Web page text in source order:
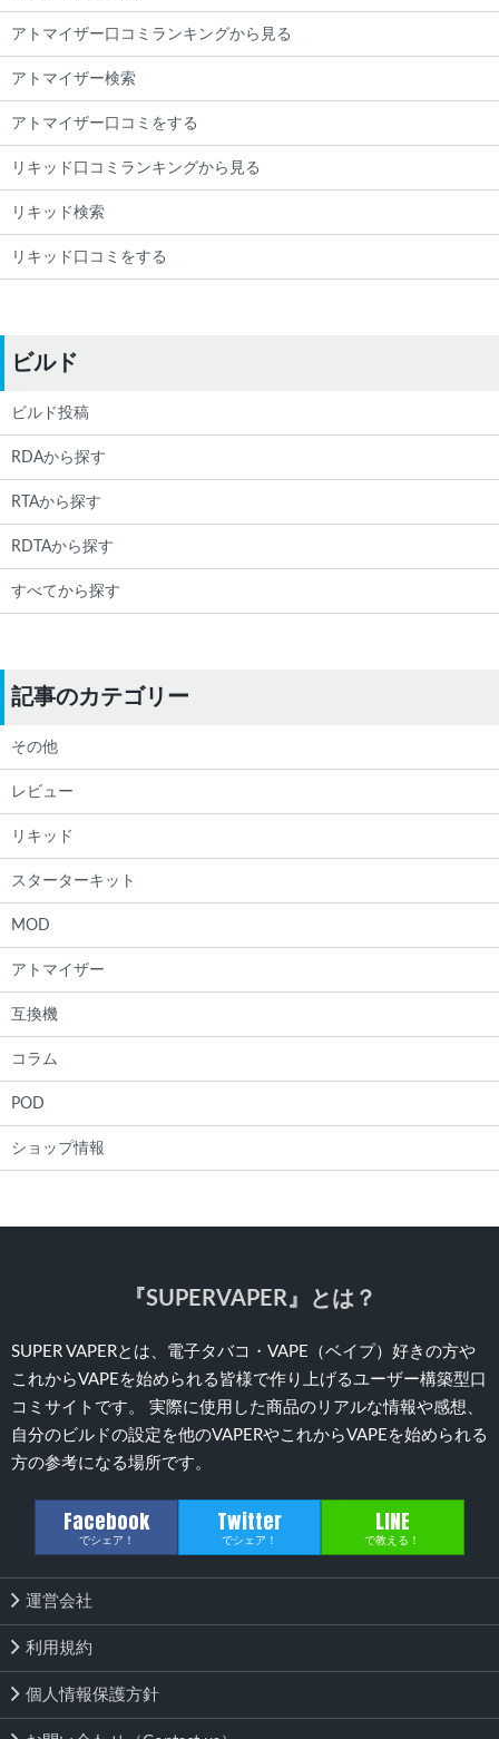
アトマイザー口コミランキングから見る
アトマイザー検索
アトマイザー口コミをする
リキッド口コミランキングから見る
リキッド検索
リキッド口コミをする
ビルド
ビルド投稿
RDAから探す
RTAから探す
RDTAから探す
すべてから探す
記事のカテゴリー
その他
レビュー
リキッド
スターターキット
MOD
アトマイザー
互換機
コラム
POD
ショップ情報
『SUPERVAPER』とは？
SUPER VAPERとは、電子タバコ・VAPE（ベイプ）好きの方や
これからVAPEを始められる皆様で作り上げるユーザー構築型口
コミサイトです。 実際に使用した商品のリアルな情報や感想、
自分のビルドの設定を他のVAPERやこれからVAPEを始められる
方の参考になる場所です。
Facebook
でシェア！
Twitter
でシェア！
LINE
で教える！
運営会社
利用規約
個人情報保護方針